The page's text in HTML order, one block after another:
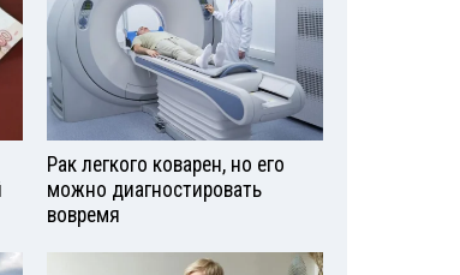
Рак легкого коварен, но его
можно диагностировать
вовремя